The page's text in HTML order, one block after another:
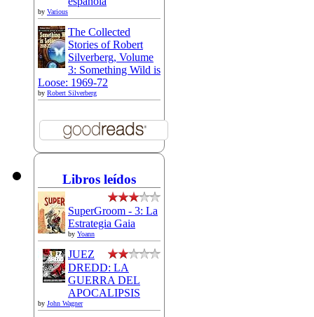
by Various
The Collected
Stories of Robert
Silverberg, Volume
3: Something Wild is
Loose: 1969-72
by Robert Silverberg
Libros leídos
SuperGroom - 3: La
Estrategia Gaia
by Yoann
JUEZ
DREDD: LA
GUERRA DEL
APOCALIPSIS
by John Wagner